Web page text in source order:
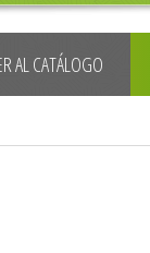
AL CATÁLOGO